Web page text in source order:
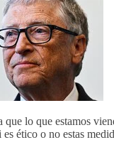
que lo que estamos
ético o no estas